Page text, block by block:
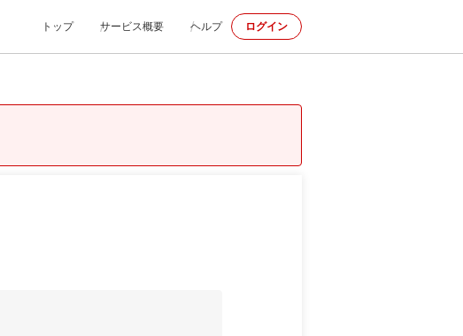
トップ サービス概要 ヘルプ ログイン